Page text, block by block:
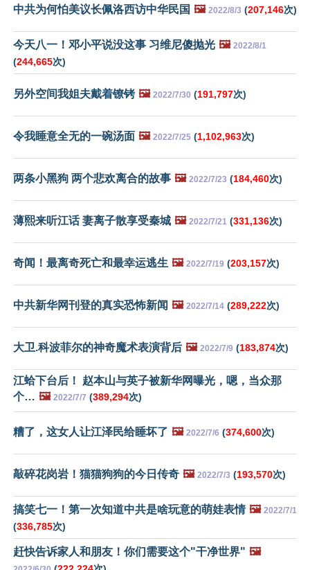
中共为何怕美议长佩洛西访中华民国 🖼️ 2022/8/3 (207,146次)
今天八一！邓小平说没这事 习维尼傻抛光 🖼️ 2022/8/1
(244,665次)
另外空间我姐夫戴着镣铐 🖼️ 2022/7/30 (191,797次)
令我睡意全无的一碗汤面 🖼️ 2022/7/25 (1,102,963次)
两条小黑狗 两个悲欢离合的故事 🖼️ 2022/7/23 (184,460次)
薄熙来听江话 妻离子散享受秦城 🖼️ 2022/7/21 (331,136次)
奇闻！最离奇死亡和最幸运逃生 🖼️ 2022/7/19 (203,157次)
中共新华网刊登的真实恐怖新闻 🖼️ 2022/7/14 (289,222次)
大卫.科波菲尔的神奇魔术表演背后 🖼️ 2022/7/9 (183,874次)
江蛤下台后！ 赵本山与英子被新华网曝光，嗯，当众那
个… 🖼️ 2022/7/7 (389,294次)
糟了，这女人让江泽民给睡坏了 🖼️ 2022/7/6 (374,600次)
敲碎花岗岩！猫猫狗狗的今日传奇 🖼️ 2022/7/3 (193,570次)
搞笑七一！第一次知道中共是啥玩意的萌娃表情 🖼️ 2022/7/1
(336,785次)
赶快告诉家人和朋友！你们需要这个"干净世界" 🖼️